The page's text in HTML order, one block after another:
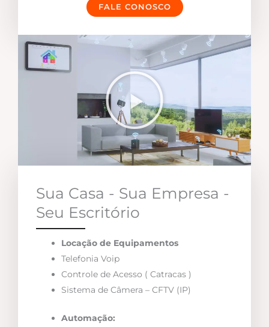
FALE CONOSCO
Sua Casa - Sua Empresa -
Seu Escritório
Locação de Equipamentos
Telefonia Voip
Controle de Acesso ( Catracas )
Sistema de Câmera – CFTV (IP)
Automação: